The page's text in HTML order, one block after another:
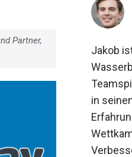
Partner,
Jakob
in
Sale bei Decathlon an!